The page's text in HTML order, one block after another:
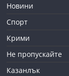
Новини
Спорт
Крими
Не пропускайте
Казанлък